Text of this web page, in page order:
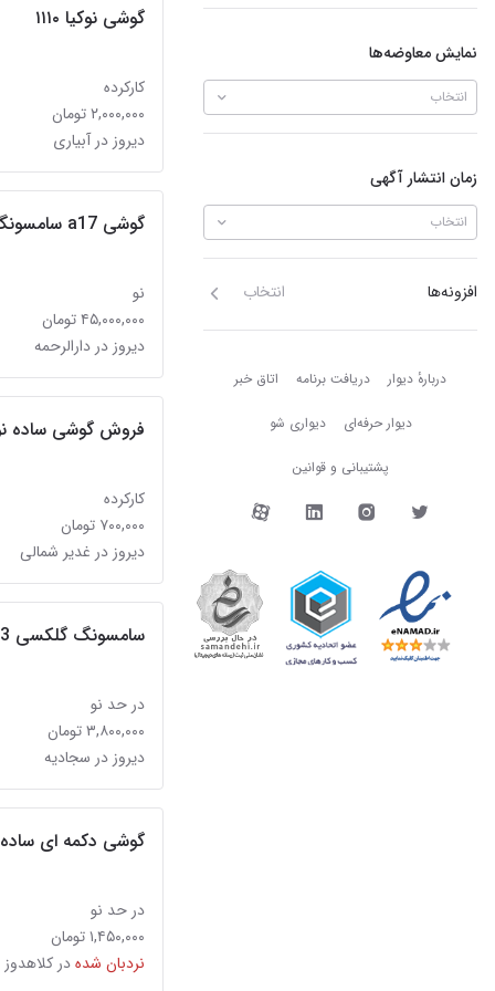
نمایش معاوضه‌ها
انتخاب
زمان انتشار آگهی
انتخاب
افزونه‌ها انتخاب
دربارهٔ دیوار دربارهٔ دیوار دریافت برنامه اتاق خبر
دیوار حرفه‌ای دیواری شو
پشتیبانی و قوانین
دیوار در شبکه‌های
گوشی نوکیا ۱۱۱۰
کارکرده
۲,۰۰۰,۰۰۰ تومان
دیروز در آبیاری
گوشی a17 سامسونگ
نو
۴۵,۰۰۰,۰۰۰ تومان
دیروز در دارالرحمه
فروش گوشی ساده
کارکرده
۷۰۰,۰۰۰ تومان
دیروز در غدیر شمالی
سامسونگ گلکسی s3 (اطلاعات کامل بخوانید)
در حد نو
۳,۸۰۰,۰۰۰ تومان
دیروز در سجادیه
گوشی دکمه ای ساده 2 سیم کارت مموری
در حد نو
۱,۴۵۰,۰۰۰ تومان
نردبان شدهدر کلاهدوز